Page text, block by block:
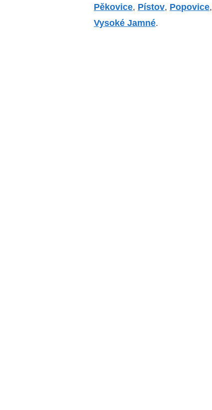
Pěkovice, Pístov, Popovice,
Vysoké Jamné.